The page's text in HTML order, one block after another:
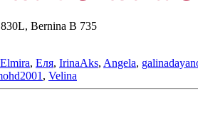
Bernina B 735
Elmira, Еля, IrinaAks, Angela,
, Velina